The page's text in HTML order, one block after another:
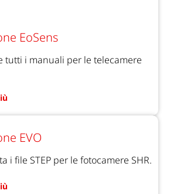
EoSens
tutti i manuali per le telecamere
EVO
i file STEP per le fotocamere SHR.